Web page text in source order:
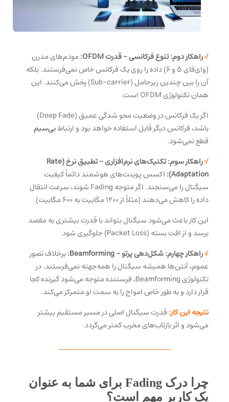
√راهکار دوم: تنوع فرکانسی – قدرت OFDM:
مودم‌های مدرن
(وای‌فای ۵ و ۶) داده را روی یک فرکانس خاص نمی‌فرستند. بلکه
آن را بین چندین زیرحامل (Sub-carrier) پخش می‌کنند. این
همان تکنولوژی OFDM است.
اگر یک فرکانس در وضعیت محو شدگی عمیق (Deep Fade)
باشد، فرکانس دیگر قابل استفاده خواهد بود و ارتباطبی‌سیم
قطع نمی‌شود.
√
راهکار سوم: تکنیک‌های نرم‌افزاری – تطبیق نرخ (Rate
Adaptation): اکسس پوینت‌های هوشمند دائماً کیفیت
سیگنال را می‌سنجند. اگر متوجه Fading شوند، سرعت انتقال
داده را کاهش می‌دهند (مثلاً از ۱۲۰۰ مگابیت به ۶۰۰ مگابیت).
این کار باعث می‌شود سیگنال بتواند با قدرت بیشتری به مقصد
برسد و از افت بسته (Packet Loss) جلوگیری شود.
√راهکار چهارم: شکل‌دهی پرتو – Beamforming:
برخلاف تصور
عموم، آنتن‌ها همیشه سیگنال را همه‌جهته نمی‌فرستند. در
تکنولوژی Beamforming، فرستنده متوجه می‌شود گیرنده کجا
قرار دارد و به طور خاص امواج را به سمت او متمرکز می‌کند.
نتیجه این کار: قدرت سیگنال اصلی در مسیر مستقیم بیشتر
می‌شود و اثر بازتاب‌های مخرب کمتر می‌گردد.
چرا درک Fading برای شما به عنوان
یک کاربر مهم است؟